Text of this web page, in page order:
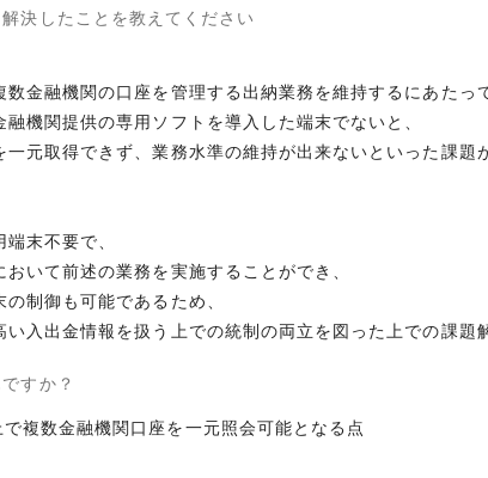
決したことを教えてください
金融機関の口座を管理する出納業務を維持するにあたっ
機関提供の専用ソフトを導入した端末でないと、
元取得できず、業務水準の維持が出来ないといった課題
末不要で、
いて前述の業務を実施することができ、
制御も可能であるため、
入出金情報を扱う上での統制の両立を図った上での課題
すか？
複数金融機関口座を一元照会可能となる点